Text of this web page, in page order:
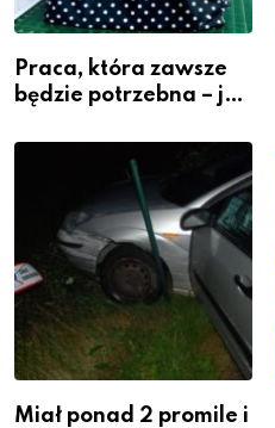
Praca, która zawsze
będzie potrzebna – jak
zawodem przyszłości i
gdzie się go nauczyć?
Miał ponad 2 promile i